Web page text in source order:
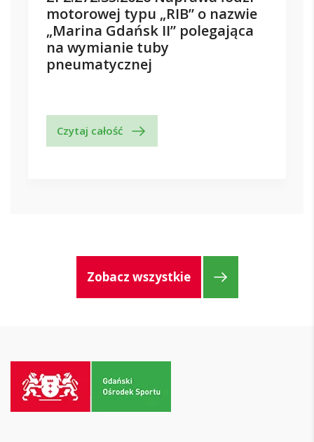
motorowej typu „RIB” o nazwie
„Marina Gdańsk II” polegająca
na wymianie tuby
pneumatycznej
Czytaj całość
Zobacz wszystkie
strony